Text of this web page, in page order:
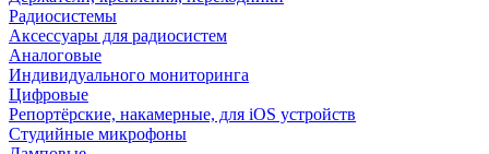
Радиосистемы
Аксессуары для радиосистем
Аналоговые
Индивидуального мониторинга
Цифровые
Репортёрские, накамерные, для iOS устройств
Студийные микрофоны